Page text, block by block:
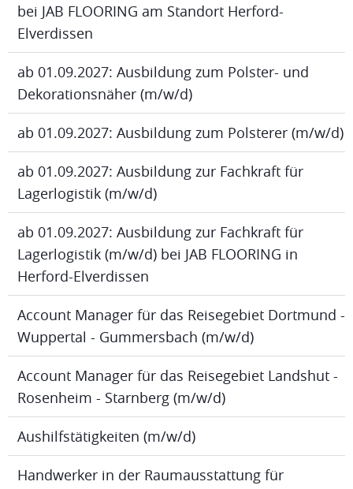
bei JAB FLOORING am Standort Herford-
Elverdissen
ab 01.09.2027: Ausbildung zum Polster- und
Dekorationsnäher (m/w/d)
ab 01.09.2027: Ausbildung zum Polsterer (m/w/d)
ab 01.09.2027: Ausbildung zur Fachkraft für
Lagerlogistik (m/w/d)
ab 01.09.2027: Ausbildung zur Fachkraft für
Lagerlogistik (m/w/d) bei JAB FLOORING in
Herford-Elverdissen
Account Manager für das Reisegebiet Dortmund -
Wuppertal - Gummersbach (m/w/d)
Account Manager für das Reisegebiet Landshut -
Rosenheim - Starnberg (m/w/d)
Aushilfstätigkeiten (m/w/d)
Handwerker in der Raumausstattung für